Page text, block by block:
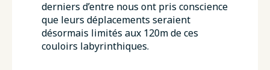
derniers d’entre nous ont pris conscience
que leurs déplacements seraient
désormais limités aux 120m de ces
couloirs labyrinthiques.